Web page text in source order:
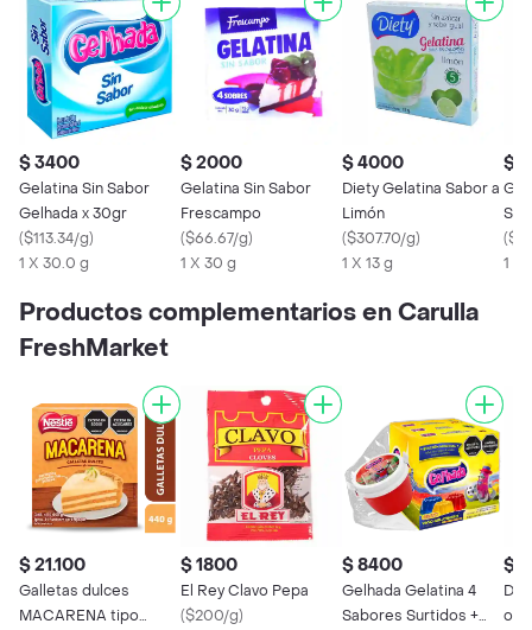
$ 3400
Gelatina Sin Sabor
Gelhada x 30gr
($113.34/g)
1 X 30.0 g
$ 2000
Gelatina Sin Sabor
Frescampo
($66.67/g)
1 X 30 g
$ 4000
Diety Gelatina Sabor a
Limón
($307.70/g)
1 X 13 g
$
(
1 x
Productos complementarios en Carulla
FreshMarket
$ 21.100
Galletas dulces
MACARENA tipo
$ 1800
El Rey Clavo Pepa
($200/g)
$ 8400
Gelhada Gelatina 4
Sabores Surtidos +
$
oz